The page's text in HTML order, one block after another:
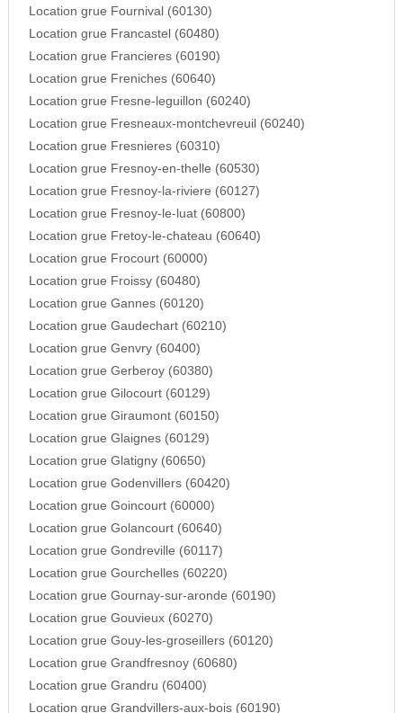
Location grue Fournival (60130)
Location grue Francastel (60480)
Location grue Francieres (60190)
Location grue Freniches (60640)
Location grue Fresne-leguillon (60240)
Location grue Fresneaux-montchevreuil (60240)
Location grue Fresnieres (60310)
Location grue Fresnoy-en-thelle (60530)
Location grue Fresnoy-la-riviere (60127)
Location grue Fresnoy-le-luat (60800)
Location grue Fretoy-le-chateau (60640)
Location grue Frocourt (60000)
Location grue Froissy (60480)
Location grue Gannes (60120)
Location grue Gaudechart (60210)
Location grue Genvry (60400)
Location grue Gerberoy (60380)
Location grue Gilocourt (60129)
Location grue Giraumont (60150)
Location grue Glaignes (60129)
Location grue Glatigny (60650)
Location grue Godenvillers (60420)
Location grue Goincourt (60000)
Location grue Golancourt (60640)
Location grue Gondreville (60117)
Location grue Gourchelles (60220)
Location grue Gournay-sur-aronde (60190)
Location grue Gouvieux (60270)
Location grue Gouy-les-groseillers (60120)
Location grue Grandfresnoy (60680)
Location grue Grandru (60400)
Location grue Grandvillers-aux-bois (60190)